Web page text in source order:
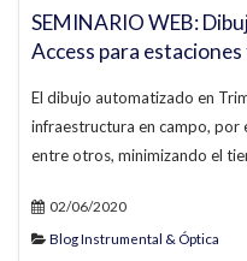
SEMINARIO WEB:
Access para
El dibujo automatizado en
infraestructura en campo, por
entre otros, minimizando el
02/06/2020
Blog Instrumental & Óptica